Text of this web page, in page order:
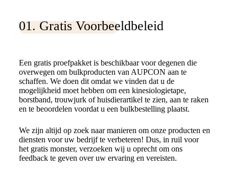
01. Gratis Voorbeeldbeleid
Een gratis proefpakket is beschikbaar voor degenen die
overwegen om bulkproducten van AUPCON aan te
schaffen. We doen dit omdat we vinden dat u de
mogelijkheid moet hebben om een kinesiologietape,
borstband, trouwjurk of huisdierartikel te zien, aan te raken
en te beoordelen voordat u een bulkbestelling plaatst.
We zijn altijd op zoek naar manieren om onze producten en
diensten voor uw bedrijf te verbeteren! Dus, in ruil voor
het gratis monster, verzoeken wij u oprecht om ons
feedback te geven over uw ervaring en vereisten.